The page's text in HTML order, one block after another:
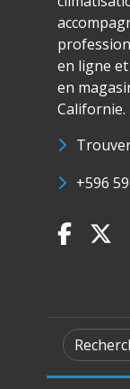
en ligne
en
Californie.
+596